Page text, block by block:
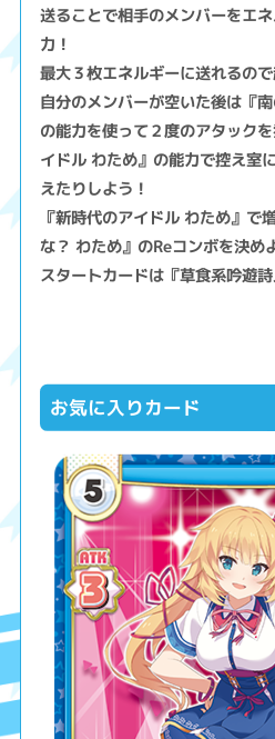
送ることで相手のメンバーをエ
力！
最大３枚エネルギーに送れるので
自分のメンバーが空いた後は『
の能力を使って２度のアタック
イドル わため』の能力で控え室
えたりしよう！
『新時代のアイドル わため』で
な？ わため』のReコンボを決め
スタートカードは『草食系吟遊
お気に入りカード